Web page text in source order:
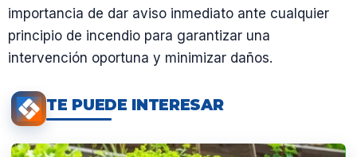
importancia de dar aviso inmediato ante cualquier
principio de incendio para garantizar una
intervención oportuna y minimizar daños.
TE PUEDE INTERESAR